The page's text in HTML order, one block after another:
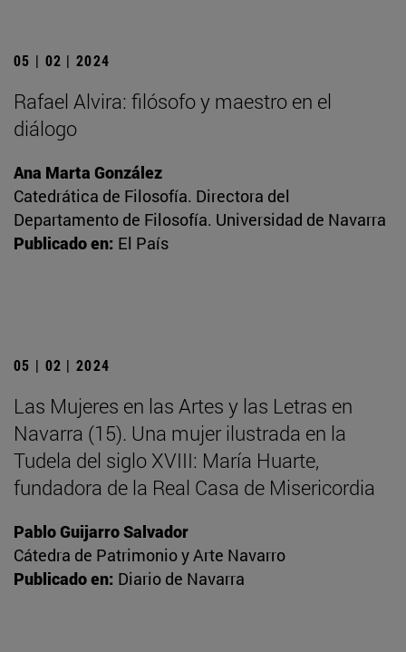
05 | 02 | 2024
Rafael Alvira: filósofo y maestro en el
diálogo
Ana Marta González
Catedrática de Filosofía. Directora del
Departamento de Filosofía. Universidad de Navarra
Publicado en: El País
05 | 02 | 2024
Las Mujeres en las Artes y las Letras en
Navarra (15). Una mujer ilustrada en la
Tudela del siglo XVIII: María Huarte,
fundadora de la Real Casa de Misericordia
Pablo Guijarro Salvador
Cátedra de Patrimonio y Arte Navarro
Publicado en: Diario de Navarra